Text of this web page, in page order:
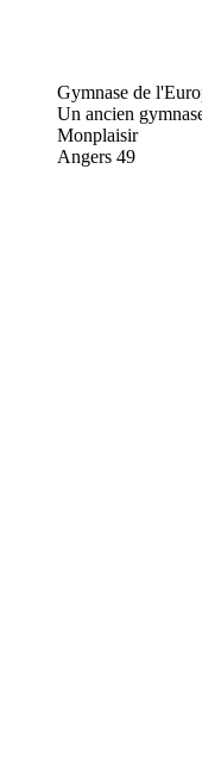
Gymnase de
Un ancien
Monplaisir
Angers 49